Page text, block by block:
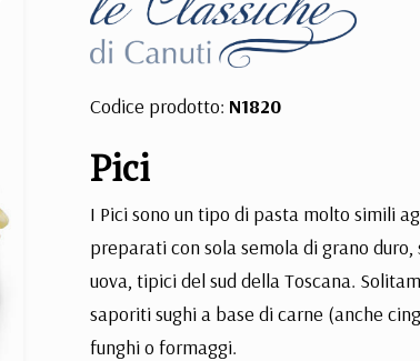
Codice prodotto: N1820
Pici
I Pici sono un tipo di pasta molto simili
preparati con sola semola di grano duro,
uova, tipici del sud della Toscana.
saporiti sughi a base di carne (anche
funghi o formaggi.